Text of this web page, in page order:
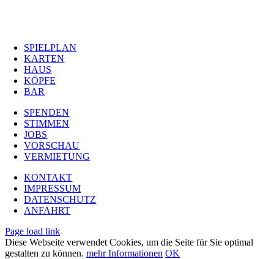
SPIELPLAN
KARTEN
HAUS
KÖPFE
BAR
SPENDEN
STIMMEN
JOBS
VORSCHAU
VERMIETUNG
KONTAKT
IMPRESSUM
DATENSCHUTZ
ANFAHRT
Page load link
Diese Webseite verwendet Cookies, um die Seite für Sie optimal
gestalten zu können. mehr Informationen OK